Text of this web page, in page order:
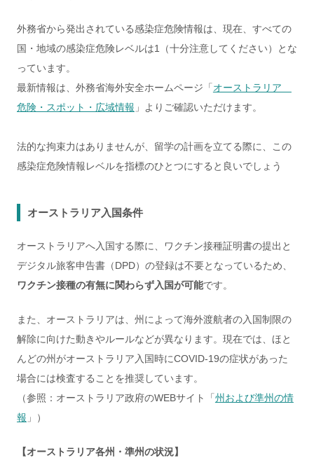
外務省から発出されている感染症危険情報は、現在、すべての
国・地域の感染症危険レベルは1（十分注意してください）とな
っています。
最新情報は、外務省海外安全ホームページ「 オーストラリア
危険・スポット・広域情報 」よりご確認いただけます。
法的な拘束力はありませんが、留学の計画を立てる際に、この
感染症危険情報レベルを指標のひとつにすると良いでしょう
オーストラリア入国条件
オーストラリアへ入国する際に、ワクチン接種証明書の提出と
デジタル旅客申告書（DPD）の登録は不要となっているため、
ワクチン接種の有無に関わらず入国が可能です。
また、オーストラリアは、州によって海外渡航者の入国制限の
解除に向けた動きやルールなどが異なります。現在では、ほと
んどの州がオーストラリア入国時にCOVID-19の症状があった
場合には検査することを推奨しています。
（参照：オーストラリア政府のWEBサイト「 州および準州の情
報 」）
【オーストラリア各州・準州の状況】